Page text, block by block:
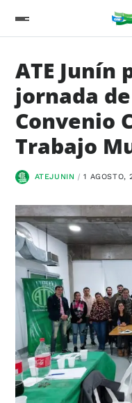
ATE Junín
jornada
Convenio
Trabajo
ATEJUNIN 1 AGOSTO,